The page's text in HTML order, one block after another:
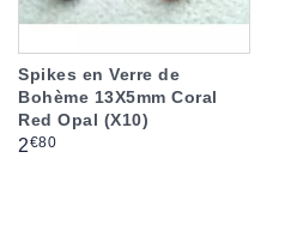
Spikes en Verre de
Bohème 13X5mm Coral
Red Opal (X10)
Prix
2€80